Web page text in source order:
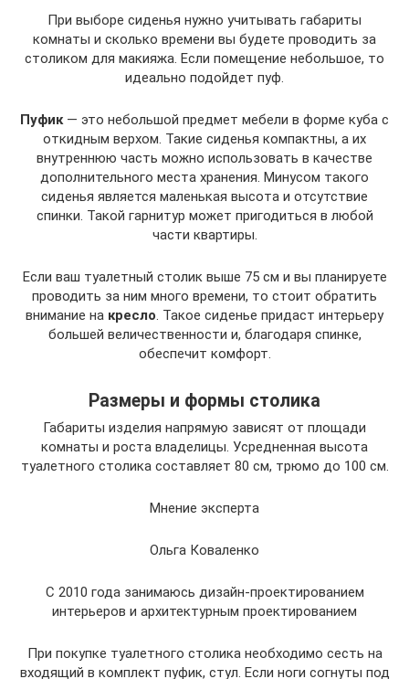
При выборе сиденья нужно учитывать габариты
комнаты и сколько времени вы будете проводить за
столиком для макияжа. Если помещение небольшое, то
идеально подойдет пуф.
Пуфик— это небольшой предмет мебели в форме куба с
откидным верхом. Такие сиденья компактны, а их
внутреннюю часть можно использовать в качестве
дополнительного места хранения. Минусом такого
сиденья является маленькая высота и отсутствие
спинки. Такой гарнитур может пригодиться в любой
части квартиры.
Если ваш туалетный столик выше 75 см и вы планируете
проводить за ним много времени, то стоит обратить
внимание на кресло. Такое сиденье придаст интерьеру
большей величественности и, благодаря спинке,
обеспечит комфорт.
Размеры и формы столика
Габариты изделия напрямую зависят от площади
комнаты и роста владелицы. Усредненная высота
туалетного столика составляет 80 см, трюмо до 100 см.
Мнение эксперта
Ольга Коваленко
С 2010 года занимаюсь дизайн-проектированием
интерьеров и архитектурным проектированием
При покупке туалетного столика необходимо сесть на
входящий в комплект пуфик, стул. Если ноги согнуты под